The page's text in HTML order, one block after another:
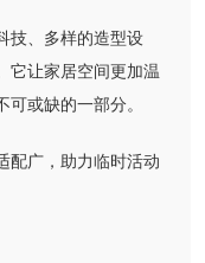
技、多样的造型设
它让家居空间更加温
或缺的一部分。
配广，助力临时活动